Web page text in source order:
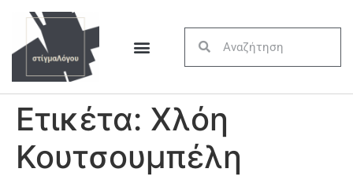
Ετικέτα: Χλόη
Κουτσουμπέλη